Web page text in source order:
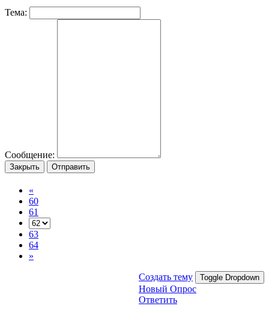
Тема:
Сообщение:
Закрыть Отправить
«
60
61
63
64
»
Создать тему Toggle Dropdown
Новый Опрос
Ответить